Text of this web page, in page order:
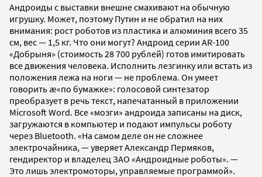
Андроиды с выставки внешне смахивают на обычную
игрушку. Может, поэтому Путин и не обратил на них
внимания: рост роботов из пластика и алюминия всего 35
см, вес — 1,5 кг. Что они могут? Андроид серии AR-100
«Добрыня» (стоимость 28 700 рублей) готов имитировать
все движения человека. Исполнить лезгинку или встать из
положения лежа на ноги — не проблема. Он умеет
говорить æ«по бумажке»: голосовой синтезатор
преобразует в речь текст, напечатанный в приложении
Microsoft Word. Все «мозги» андроида записаны на диск,
загружаются в компьютер и подают импульсы роботу
через Bluetooth. «На самом деле он не сложнее
электрочайника, — уверяет Александр Пермяков,
гендиректор и владелец ЗАО «Андроидные роботы». —
Это лишь электромоторы, управляемые программой».